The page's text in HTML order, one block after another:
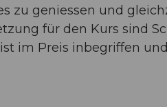
zu geniessen und
für den Kurs sind
im Preis inbegriffen